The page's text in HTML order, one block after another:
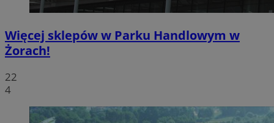
Więcej sklepów w Parku Handlowym w
Żorach!
22
4